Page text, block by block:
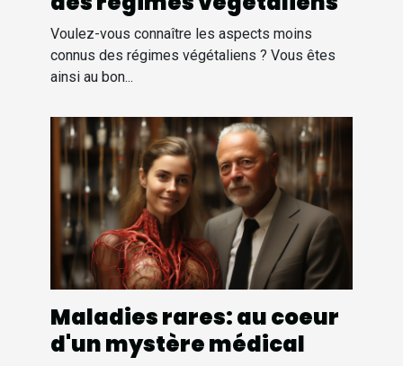
Voulez-vous connaître les aspects moins
connus des régimes végétaliens ? Vous êtes
ainsi au bon...
Maladies rares: au coeur
d'un mystère médical